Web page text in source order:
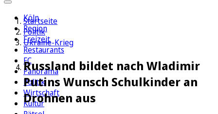
Köln
Region
Freizeit
Restaurants
FC
Panorama
Politik
Wirtschaft
Kultur
Startseite
Politik
Ukraine-Krieg
Russland bildet nach Wladimir
Putins Wunsch Schulkinder an
Drohnen aus